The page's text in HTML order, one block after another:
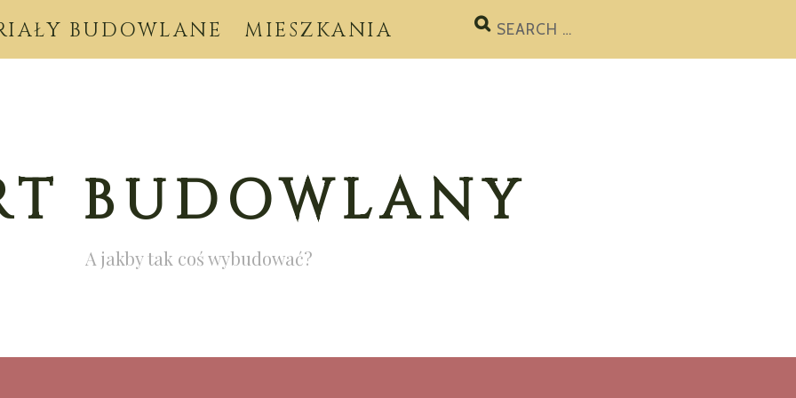
BUDOWLANE MIESZKANIA
Search
for:
BUDOWLANY
A jakby tak coś wybudować?